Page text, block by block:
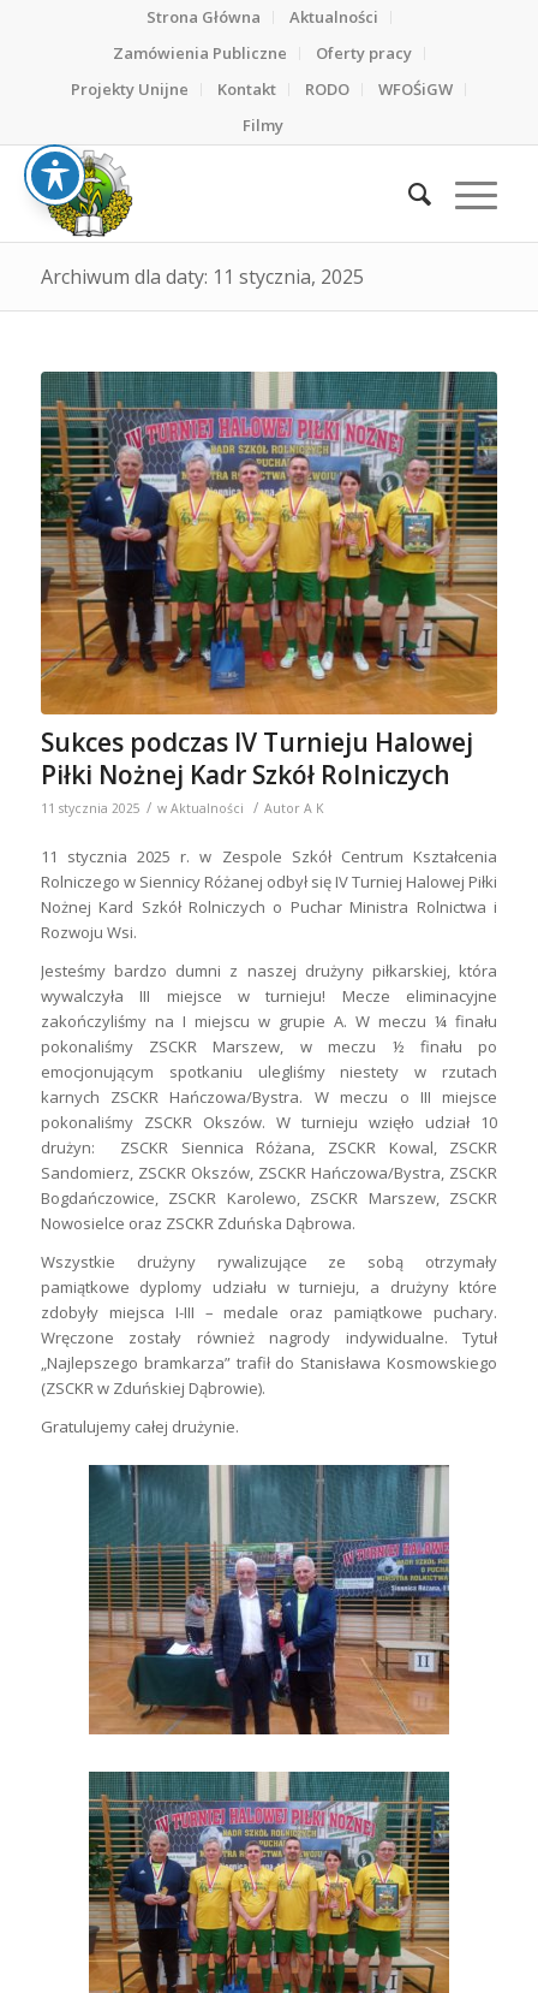
Strona Główna
Aktualności
Zamówienia Publiczne
Oferty pracy
Projekty Unijne
Kontakt RODO
WFOŚiGW
Filmy
Archiwum dla daty: 11 stycznia, 2025
Sukces podczas IV Turnieju Halowej
Piłki Nożnej Kadr Szkół Rolniczych
11 stycznia 2025 / w Aktualności / Autor A K
11 stycznia 2025 r. w Zespole Szkół Centrum Kształcenia
Rolniczego w Siennicy Różanej odbył się IV Turniej Halowej Piłki
Nożnej Kard Szkół Rolniczych o Puchar Ministra Rolnictwa i
Rozwoju Wsi.
Jesteśmy bardzo dumni z naszej drużyny piłkarskiej, która
wywalczyła III miejsce w turnieju! Mecze eliminacyjne
zakończyliśmy na I miejscu w grupie A. W meczu ¼ finału
pokonaliśmy ZSCKR Marszew, w meczu ½ finału po
emocjonującym spotkaniu ulegliśmy niestety w rzutach
karnych ZSCKR Hańczowa/Bystra. W meczu o III miejsce
pokonaliśmy ZSCKR Okszów. W turnieju wzięło udział 10
drużyn: ZSCKR Siennica Różana, ZSCKR Kowal, ZSCKR
Sandomierz, ZSCKR Okszów, ZSCKR Hańczowa/Bystra, ZSCKR
Bogdańczowice, ZSCKR Karolewo, ZSCKR Marszew, ZSCKR
Nowosielce oraz ZSCKR Zduńska Dąbrowa.
Wszystkie drużyny rywalizujące ze sobą otrzymały
pamiątkowe dyplomy udziału w turnieju, a drużyny które
zdobyły miejsca I-III – medale oraz pamiątkowe puchary.
Wręczone zostały również nagrody indywidualne. Tytuł
„Najlepszego bramkarza” trafił do Stanisława Kosmowskiego
(ZSCKR w Zduńskiej Dąbrowie).
Gratulujemy całej drużynie.